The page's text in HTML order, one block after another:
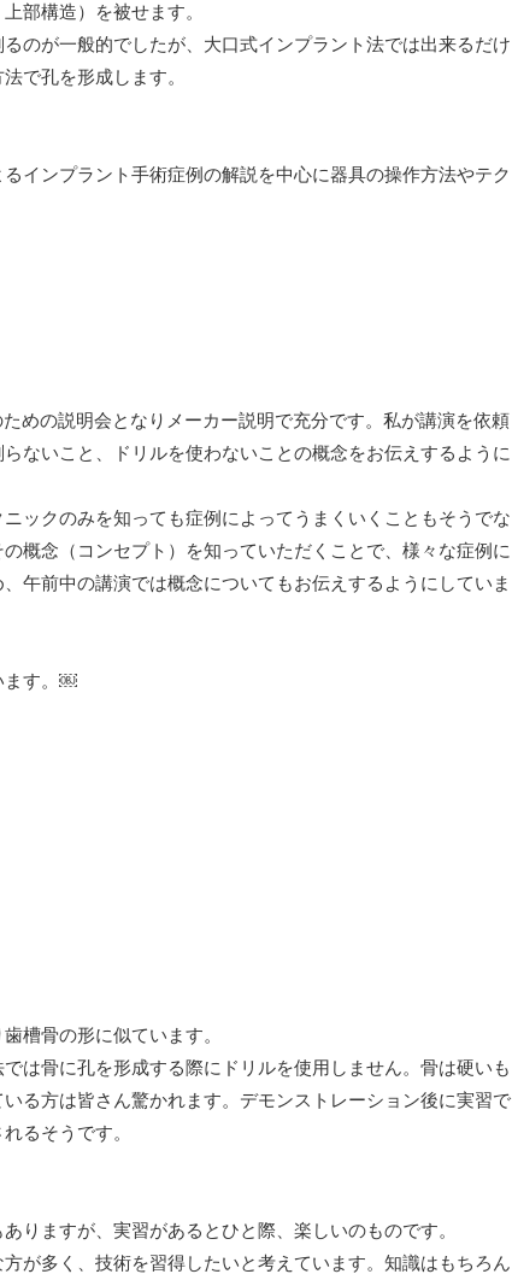
部構造）を被せます。
のが一般的でしたが、大口式インプラント法では出来るだけ
で孔を形成します。
インプラント手術症例の解説を中心に器具の操作方法やテク
めの説明会となりメーカー説明で充分です。私が講演を依頼
ないこと、ドリルを使わないことの概念をお伝えするように
ックのみを知っても症例によってうまくいくこともそうでな
概念（コンセプト）を知っていただくことで、様々な症例に
午前中の講演では概念についてもお伝えするようにしていま
ます。￼
槽骨の形に似ています。
は骨に孔を形成する際にドリルを使用しません。骨は硬いも
る方は皆さん驚かれます。デモンストレーション後に実習で
るそうです。
りますが、実習があるとひと際、楽しいのものです。
が多く、技術を習得したいと考えています。知識はもちろん